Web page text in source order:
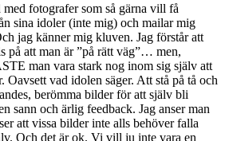
fotografer som så gärna vill få
sina idoler (inte mig) och mailar mig
jag känner mig kluven. Jag förstår att
på att man är ”på rätt väg”… men,
man vara stark nog inom sig själv att
Oavsett vad idolen säger. Att stå på tå och
berömma bilder för att själv bli
sann och ärlig feedback. Jag anser man
att vissa bilder inte alls behöver falla
Och det är ok. Vi vill ju inte vara en